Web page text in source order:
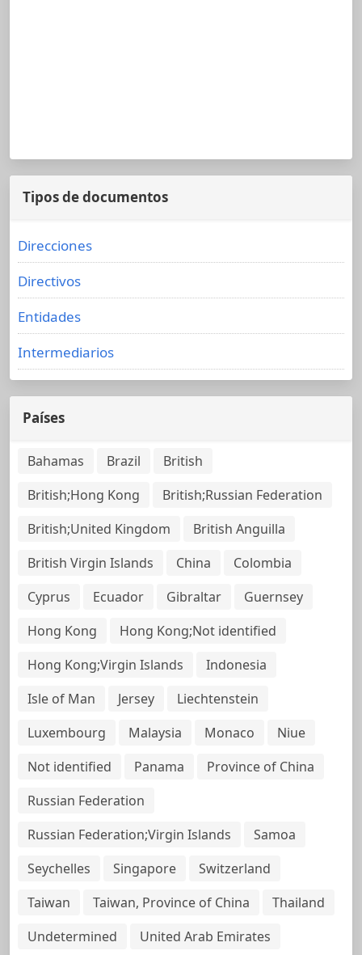
Tipos de documentos
Direcciones
Directivos
Entidades
Intermediarios
Países
Bahamas Brazil
British
British;Hong Kong
British;Russian Federation
British;United Kingdom
British Anguilla
British Virgin Islands
China
Colombia
Cyprus
Ecuador Gibraltar
Guernsey
Hong Kong
Hong Kong;Not identified
Hong Kong;Virgin Islands
Indonesia
Isle of Man
Jersey
Liechtenstein
Luxembourg
Malaysia Monaco
Niue
Not identified
Panama
Province of China
Russian Federation
Russian Federation;Virgin Islands
Samoa
Seychelles
Singapore
Switzerland
Taiwan
Taiwan, Province of China
Thailand
Undetermined
United Arab Emirates